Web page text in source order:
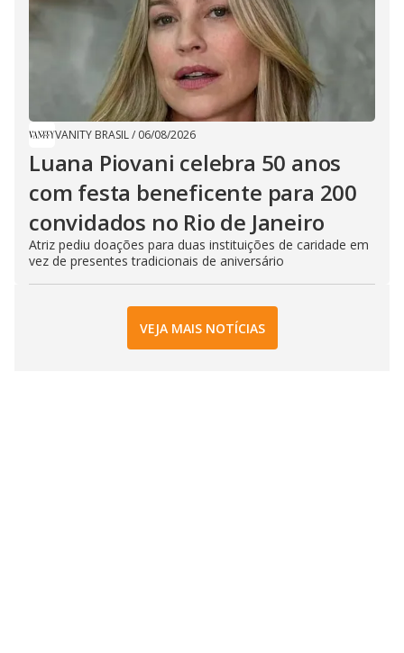
VANITY BRASIL/ 06/08/2026
Luana Piovani celebra 50 anos
com festa beneficente para 200
convidados no Rio de Janeiro
Atriz pediu doações para duas instituições de caridade em
vez de presentes tradicionais de aniversário
VEJA MAIS NOTÍCIAS